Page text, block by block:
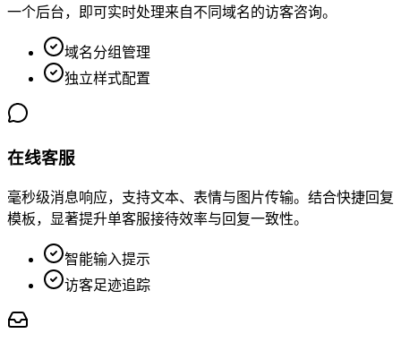
一个后台，即可实时处理来自不同域名的访客咨询。
域名分组管理
独立样式配置
在线客服
毫秒级消息响应，支持文本、表情与图片传输。结合快捷回复
模板，显著提升单客服接待效率与回复一致性。
智能输入提示
访客足迹追踪